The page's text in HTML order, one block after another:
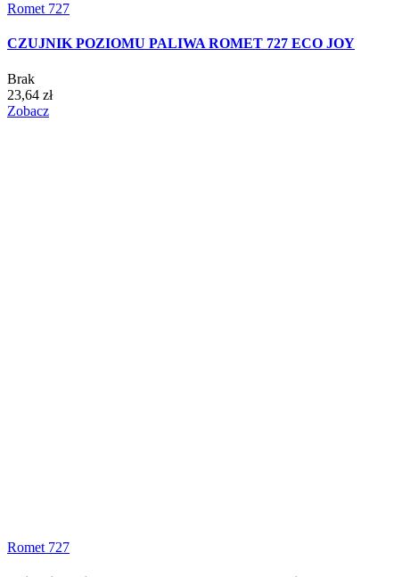
Romet 727
CZUJNIK POZIOMU PALIWA ROMET 727 ECO JOY
Brak
23,64 zł
Zobacz
Romet 727